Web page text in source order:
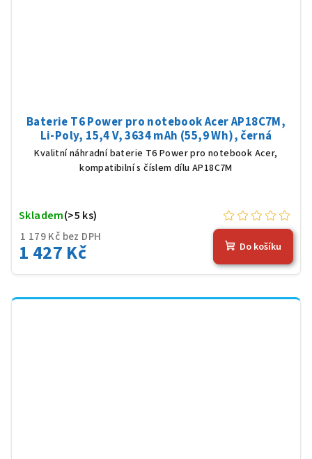
Baterie T6 Power pro notebook Acer AP18C7M,
Li-Poly, 15,4 V, 3634 mAh (55,9 Wh), černá
Kvalitní náhradní baterie T6 Power pro notebook Acer,
kompatibilní s číslem dílu AP18C7M
1 179 Kč bez DPH
1 427 Kč
Skladem(>5 ks)
Do košíku